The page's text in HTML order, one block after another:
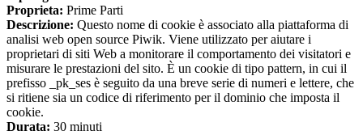
Proprieta: Prime Parti
Descrizione: Questo nome di cookie è associato alla piattaforma di
analisi web open source Piwik. Viene utilizzato per aiutare i
proprietari di siti Web a monitorare il comportamento dei visitatori e
misurare le prestazioni del sito. È un cookie di tipo pattern, in cui il
prefisso _pk_ses è seguito da una breve serie di numeri e lettere, che
si ritiene sia un codice di riferimento per il dominio che imposta il
cookie.
Durata: 30 minuti